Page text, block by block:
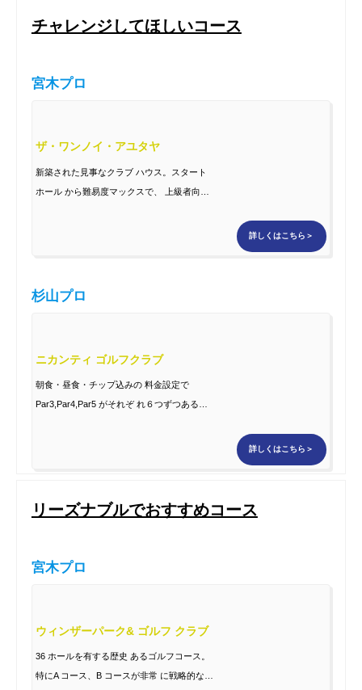
チャレンジしてほしいコース
宮木プロ
ザ・ワンノイ・アユタヤ
新築された見事なクラブ ハウス。スタート
ホール から難易度マックスで、 上級者向け
詳しくはこちら＞
杉山プロ
ニカンティ ゴルフクラブ
朝食・昼食・チップ込みの 料金設定で
Par3,Par4,Par5 がそれぞ れ６つずつある。
詳しくはこちら＞
リーズナブルでおすすめコース
宮木プロ
ウィンザーパーク& ゴルフ クラブ
36 ホールを有する歴史 あるゴルフコース。
特にA コース、B コースが非常 に戦略的な